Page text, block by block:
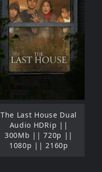
The Last House Dual
Audio HDRip ||
300Mb || 720p ||
1080p || 2160p